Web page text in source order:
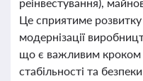
Це сприятиме
модернізації
що є важливим кроком
стабільності та